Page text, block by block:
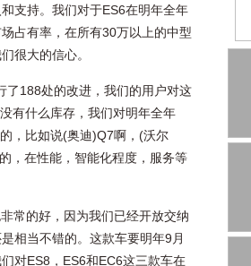
支持。我们对于ES6在明年全年
占有率，在所有30万以上的中型
很大的信心。
了188处的改进，我们的用户对这
有什么库存，我们对明年全年
，比如说(奥迪)Q7啊，(沃尔
，在性能，智能化程度，服务等
常的好，因为我们已经开放交纳
相当不错的。这款车要明年9月
对ES8，ES6和EC6这三款车在